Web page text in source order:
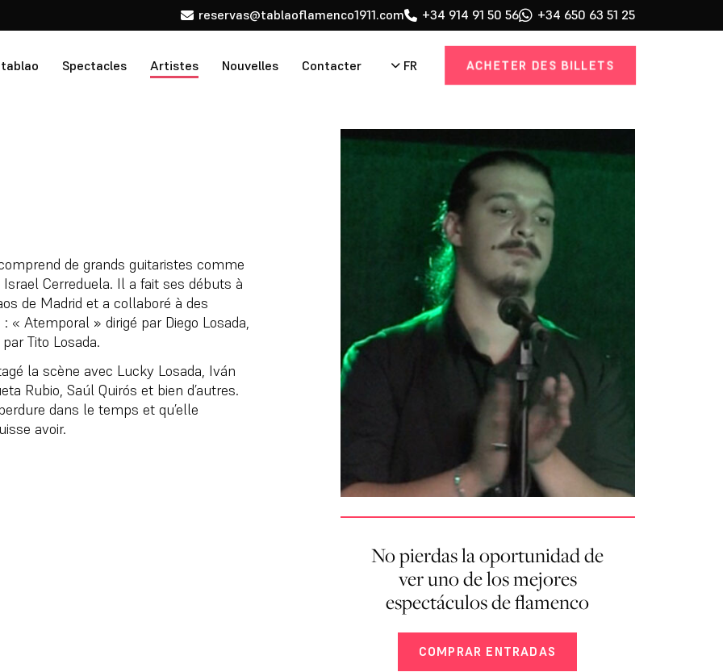
reservas@tablaoflamenco1911.com +34 914 91 50 56 +34 650 63 51 25
Spectacles Artistes Nouvelles Contacter FR ACHETER DES BILLETS
de grands guitaristes comme
Cerreduela. Il a fait ses débuts à
de Madrid et a collaboré à des
Atemporal » dirigé par Diego Losada,
Tito Losada.
la scène avec Lucky Losada, Iván
Rubio, Saúl Quirós et bien d’autres.
dans le temps et qu’elle
avoir.
No pierdas la oportunidad de
ver uno de los mejores
espectáculos de flamenco
COMPRAR ENTRADAS